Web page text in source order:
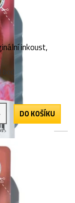
inkoust,
DO KOŠÍKU